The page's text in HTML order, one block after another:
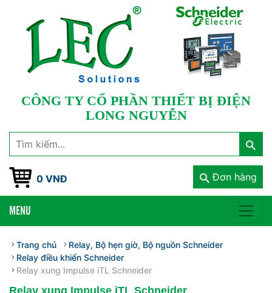
CÔNG TY CỔ PHẦN THIẾT BỊ ĐIỆN
LONG NGUYỄN
0 VNĐ Đơn hàng
MENU
Trang chủ
Relay, Bộ hẹn giờ, Bộ nguồn Schneider
Relay điều khiển Schneider
Relay xung Impulse iTL Schneider
Relay xung Impulse iTL Schneider